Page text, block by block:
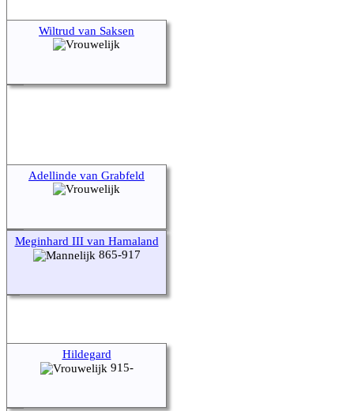
Wiltrud van Saksen
Adellinde van Grabfeld
Meginhard III van Hamaland
865-917
Hildegard
915-